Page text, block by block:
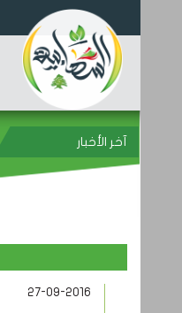
آخر الأخبار
27-09-2016